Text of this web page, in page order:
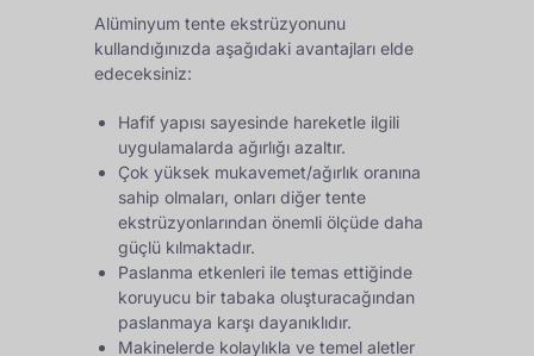
Alüminyum tente ekstrüzyonunu
kullandığınızda aşağıdaki avantajları elde
edeceksiniz:
Hafif yapısı sayesinde hareketle ilgili
uygulamalarda ağırlığı azaltır.
Çok yüksek mukavemet/ağırlık oranına
sahip olmaları, onları diğer tente
ekstrüzyonlarından önemli ölçüde daha
güçlü kılmaktadır.
Paslanma etkenleri ile temas ettiğinde
koruyucu bir tabaka oluşturacağından
paslanmaya karşı dayanıklıdır.
Makinelerde kolaylıkla ve temel aletler